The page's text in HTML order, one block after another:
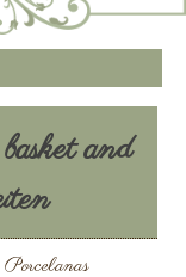
and
Porcelanas